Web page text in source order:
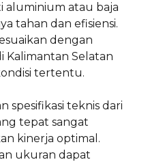
aluminium atau baja
tahan dan efisiensi.
dengan
Kalimantan Selatan
tertentu.
spesifikasi teknis dari
tepat sangat
kinerja optimal.
ukuran dapat